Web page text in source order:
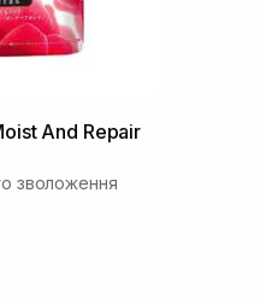
And Repair
зволоження